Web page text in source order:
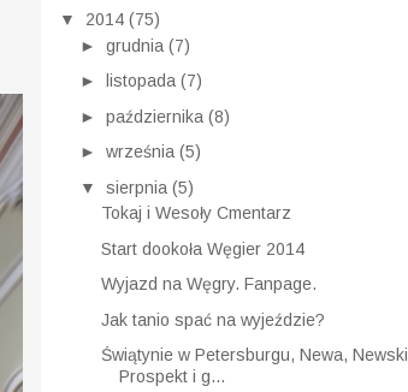
▼ 2014 (75)
► grudnia (7)
►
listopada (7)
► października (8)
► września (5)
▼ sierpnia (5)
Tokaj i Wesoły Cmentarz
Start dookoła Węgier 2014
Wyjazd na Węgry. Fanpage.
Jak tanio spać na wyjeździe?
Świątynie w Petersburgu, Newa, Newski
Prospekt i g...